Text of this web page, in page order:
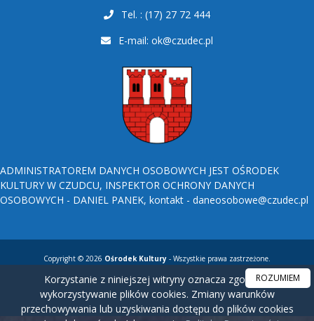
Tel. : (17) 27 72 444
E-mail: ok@czudec.pl
ADMINISTRATOREM DANYCH OSOBOWYCH JEST OŚRODEK
KULTURY W CZUDCU, INSPEKTOR OCHRONY DANYCH
OSOBOWYCH - DANIEL PANEK, kontakt - daneosobowe@czudec.pl
Copyright © 2026 Ośrodek Kultury - Wszystkie prawa zastrzeżone.
Korzystanie z niniejszej witryny oznacza zgodę na
wykorzystywanie plików cookies. Zmiany warunków
przechowywania lub uzyskiwania dostępu do plików cookies
ROZUMIEM